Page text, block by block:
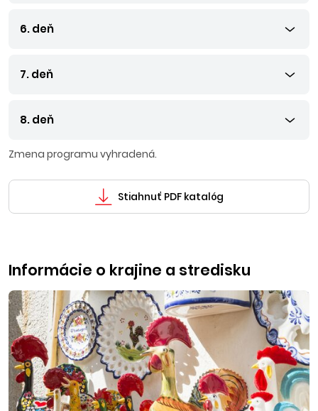
6. deň
7. deň
8. deň
Zmena programu vyhradená.
Stiahnuť PDF katalóg
Informácie o krajine a stredisku